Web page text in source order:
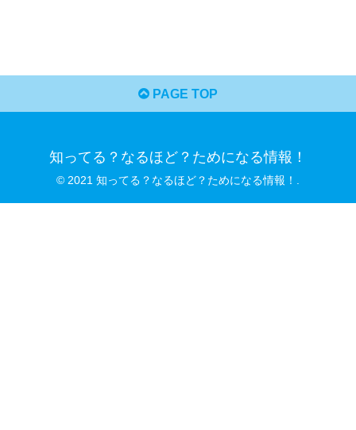
PAGE TOP
知ってる？なるほど？ためになる情報！
© 2021 知ってる？なるほど？ためになる情報！.